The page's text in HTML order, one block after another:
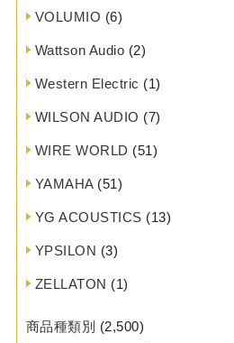
VOLUMIO (6)
Wattson Audio (2)
Western Electric (1)
WILSON AUDIO (7)
WIRE WORLD (51)
YAMAHA(51)
YG ACOUSTICS (13)
YPSILON (3)
ZELLATON (1)
商品種類別 (2,500)